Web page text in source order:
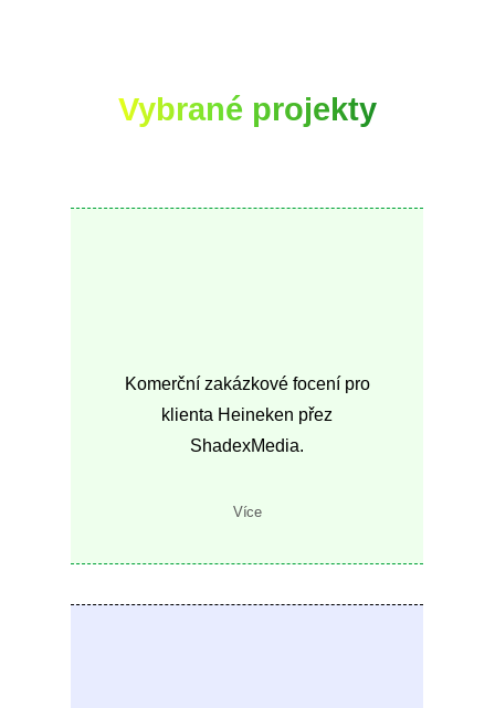
Vybrané projekty
Komerční zakázkové focení pro
klienta Heineken přez
ShadexMedia.
Více